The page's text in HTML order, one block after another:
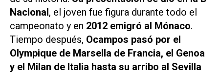
Nacional, el joven fue figura durante todo el
campeonato y en 2012 emigró al Mónaco.
Tiempo después, Ocampos pasó por el
Olympique de Marsella de Francia, el Genoa
y el Milan de Italia hasta su arribo al Sevilla